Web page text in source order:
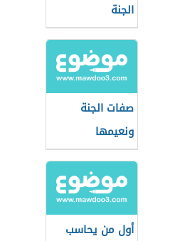
الجنة
صفات الجنة
ونعيمها
أول من يحاسب